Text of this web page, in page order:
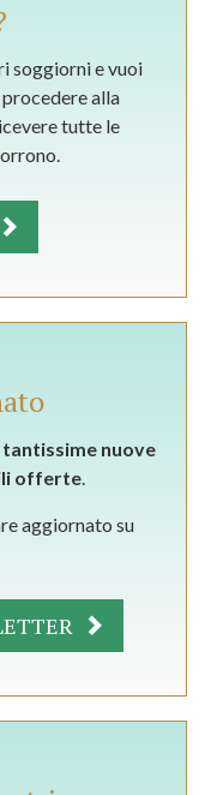
soggiorni e vuoi
alla
tutte le
tantissime nuove
offerte.
aggiornato su